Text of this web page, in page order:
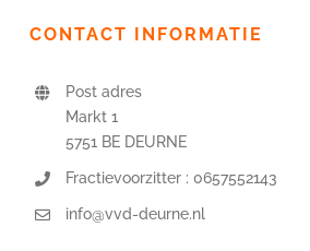
CONTACT INFORMATIE
Post adres
Markt 1
5751 BE DEURNE
Fractievoorzitter : 0657552143
info@vvd-deurne.nl